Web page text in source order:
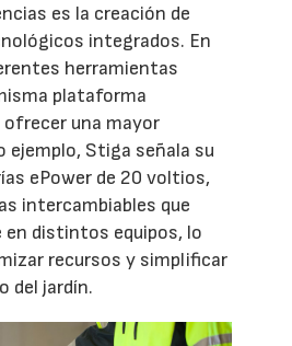
es la creación de
integrados. En
herramientas
plataforma
una mayor
ejemplo, Stiga señala su
ePower de 20 voltios,
intercambiables que
en distintos equipos, lo
recursos y simplificar
del jardín.